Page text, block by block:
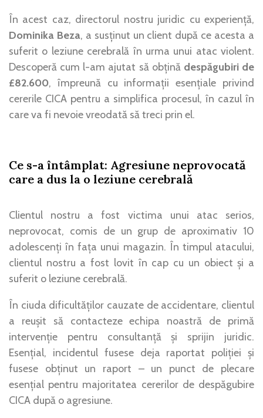
În acest caz, directorul nostru juridic cu experiență,
Dominika Beza, a susținut un client după ce acesta a
suferit o leziune cerebrală în urma unui atac violent.
Descoperă cum l-am ajutat să obțină despăgubiri de
£82.600, împreună cu informații esențiale privind
cererile CICA pentru a simplifica procesul, în cazul în
care va fi nevoie vreodată să treci prin el.
Ce s-a întâmplat: Agresiune neprovocată
care a dus la o leziune cerebrală
Clientul nostru a fost victima unui atac serios,
neprovocat, comis de un grup de aproximativ 10
adolescenți în fața unui magazin. În timpul atacului,
clientul nostru a fost lovit în cap cu un obiect și a
suferit o leziune cerebrală.
În ciuda dificultăților cauzate de accidentare, clientul
a reușit să contacteze echipa noastră de primă
intervenție pentru consultanță și sprijin juridic.
Esențial, incidentul fusese deja raportat poliției și
fusese obținut un raport – un punct de plecare
esențial pentru majoritatea cererilor de despăgubire
CICA după o agresiune.